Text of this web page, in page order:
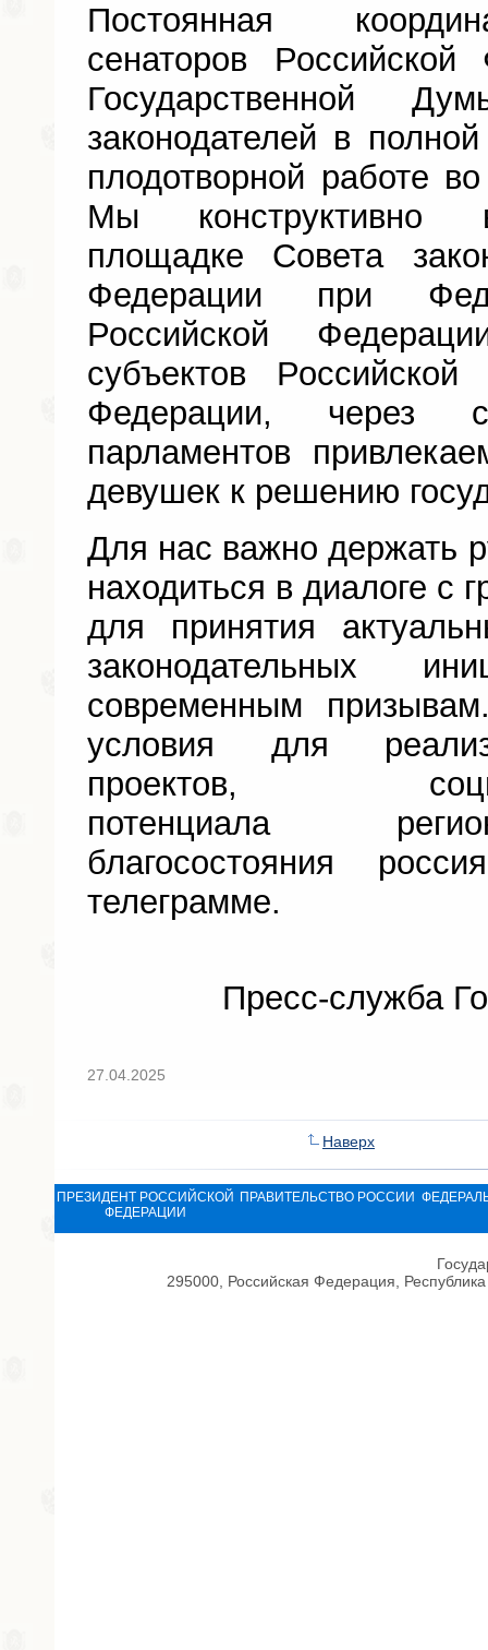
Постоянная
сенаторов Российской
Государственной
законодателей в
плодотворной работе
Мы конструктивно
площадке Совета
Федерации при
Российской
субъектов
Федерации, через
парламентов
девушек к решению
Для нас важно держать
находиться в диалоге с
для принятия
законодательных
современным
условия для
проектов,
потенциала
благосостояния
телеграмме.
Пресс-служба
27.04.2025
Наверх
ПРЕЗИДЕНТ РОССИЙСКОЙ
ФЕДЕРАЦИИ
ПРАВИТЕЛЬСТВО РОССИИ
295000, Российская Федерация,